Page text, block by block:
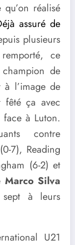
qu’on réalisé
assuré de
plusieurs
ce
de
à l’image de
fêté ça avec
face à Luton.
contre
7), Reading
(6-2) et
Marco Silva
à leurs
U21